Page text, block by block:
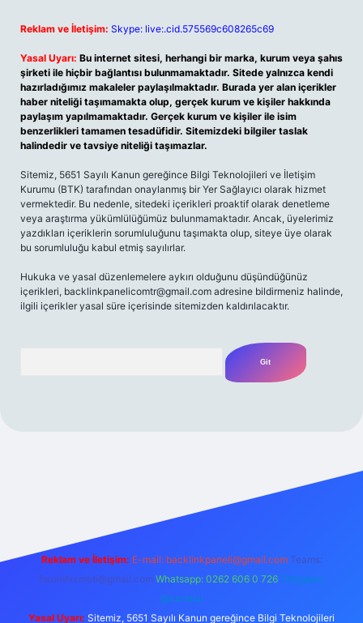
Reklam ve İletişim: Skype: live:.cid.575569c608265c69
Yasal Uyarı: Bu internet sitesi, herhangi bir marka, kurum veya şahıs
şirketi ile hiçbir bağlantısı bulunmamaktadır. Sitede yalnızca kendi
hazırladığımız makaleler paylaşılmaktadır. Burada yer alan içerikler
haber niteliği taşımamakta olup, gerçek kurum ve kişiler hakkında
paylaşım yapılmamaktadır. Gerçek kurum ve kişiler ile isim
benzerlikleri tamamen tesadüfidir. Sitemizdeki bilgiler taslak
halindedir ve tavsiye niteliği taşımazlar.
Sitemiz, 5651 Sayılı Kanun gereğince Bilgi Teknolojileri ve İletişim
Kurumu (BTK) tarafından onaylanmış bir Yer Sağlayıcı olarak hizmet
vermektedir. Bu nedenle, sitedeki içerikleri proaktif olarak denetleme
veya araştırma yükümlülüğümüz bulunmamaktadır. Ancak, üyelerimiz
yazdıkları içeriklerin sorumluluğunu taşımakta olup, siteye üye olarak
bu sorumluluğu kabul etmiş sayılırlar.
Hukuka ve yasal düzenlemelere aykırı olduğunu düşündüğünüz
içerikleri, backlinkpanelicomtr@gmail.com adresine bildirmeniz halinde,
ilgili içerikler yasal süre içerisinde sitemizden kaldırılacaktır.
Reklam ve İletişim: E-mail: backlinkpaneli@gmail.com Teams:
forumhizmeti@gmail.com Whatsapp: 0262 606 0 726 Telegram:
@karabul
Yasal Uyarı: Sitemiz, 5651 Sayılı Kanun gereğince Bilgi Teknolojileri